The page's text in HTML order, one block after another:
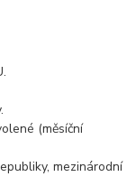
(měsíční
mezinárodní